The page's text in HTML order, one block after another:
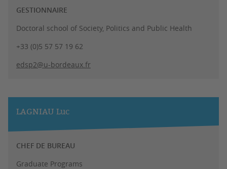
GESTIONNAIRE
Doctoral school of Society, Politics and Public Health
+33 (0)5 57 57 19 62
edsp2@u-bordeaux.fr
LAGNIAU Luc
CHEF DE BUREAU
Graduate Programs